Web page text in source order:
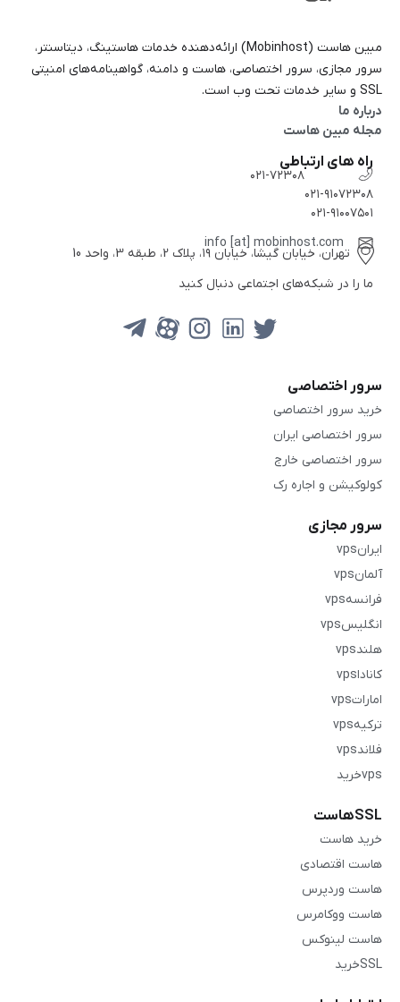
مبین هاست (Mobinhost) ارائه‌دهنده خدمات هاستینگ، دیتاسنتر،
سرور مجازی، سرور اختصاصی، هاست و دامنه، گواهینامه‌های امنیتی
SSL و سایر خدمات تحت وب است.
درباره ما
مجله مبین هاست
راه های ارتباطی
۰۲۱-۷۲۳۰۸
۰۲۱-۹۱۰۷۲۳۰۸
۰۲۱-۹۱۰۰۷۵۰۱
info [at] mobinhost.com
تهران، خیابان گیشا، خیابان ۱۹، پلاک 2، طبقه 3، واحد 10
ما را در شبکه‌های اجتماعی دنبال کنید
سرور اختصاصی
خرید سرور اختصاصی
سرور اختصاصی ایران
سرور اختصاصی خارج
کولوکیشن و اجاره رک
سرور مجازی
ایرانvps
آلمانvps
فرانسهvps
انگلیسvps
هلندvps
کاناداvps
اماراتvps
ترکیهvps
فلاندvps
vpsخرید
SSLهاست
خرید هاست
هاست اقتصادی
هاست وردپرس
هاست ووکامرس
هاست لینوکس
SSLخرید